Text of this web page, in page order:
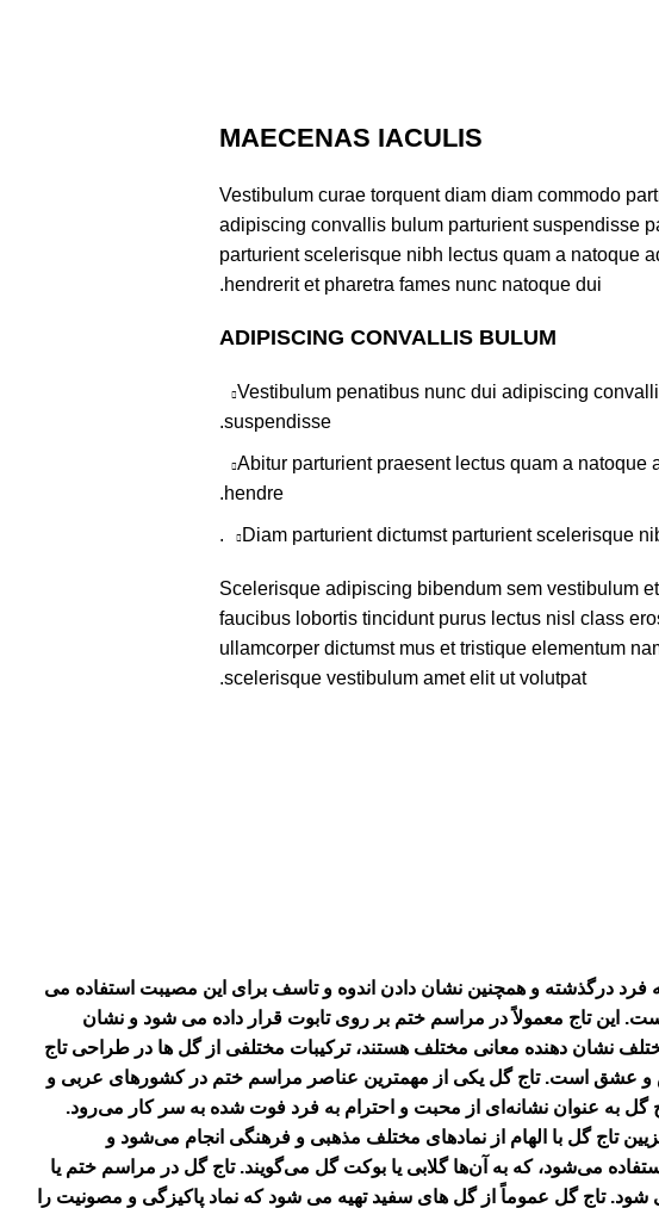
MAECENAS IACULIS
Vestibulum curae torquent diam diam commodo
adipiscing convallis bulum parturient suspendisse
parturient scelerisque nibh lectus quam a natoque
hendrerit et pharetra fames nunc natoque dui.
ADIPISCING CONVALLIS BULUM
Vestibulum penatibus nunc dui adipiscing
suspendisse.
Abitur parturient praesent lectus quam a natoque
hendre.
Diam parturient dictumst parturient scelerisque
Scelerisque adipiscing bibendum sem vestibulum
faucibus lobortis tincidunt purus lectus nisl class
ullamcorper dictumst mus et tristique elementum
scelerisque vestibulum amet elit ut volutpat.
فرد درگذشته و همچنین نشان دادن اندوه و تاسف برای این مصیبت استفاده می
این تاج معمولاً در مراسم ختم بر روی تابوت قرار داده می شود و نشان
نشان دهنده معانی مختلف هستند، ترکیبات مختلفی از گل ها در طراحی تاج
و عشق است. تاج گل یکی از مهمترین عناصر مراسم ختم در کشورهای عربی و
گل به عنوان نشانه‌ای از محبت و احترام به فرد فوت شده به سر کار می‌رود.
تاج گل با الهام از نمادهای مختلف مذهبی و فرهنگی انجام می‌شود و
می‌شود، که به آن‌ها گلابی یا بوکت گل می‌گویند. تاج گل در مراسم ختم یا
تاج گل عموماً از گل های سفید تهیه می شود که نماد پاکیزگی و مصونیت را